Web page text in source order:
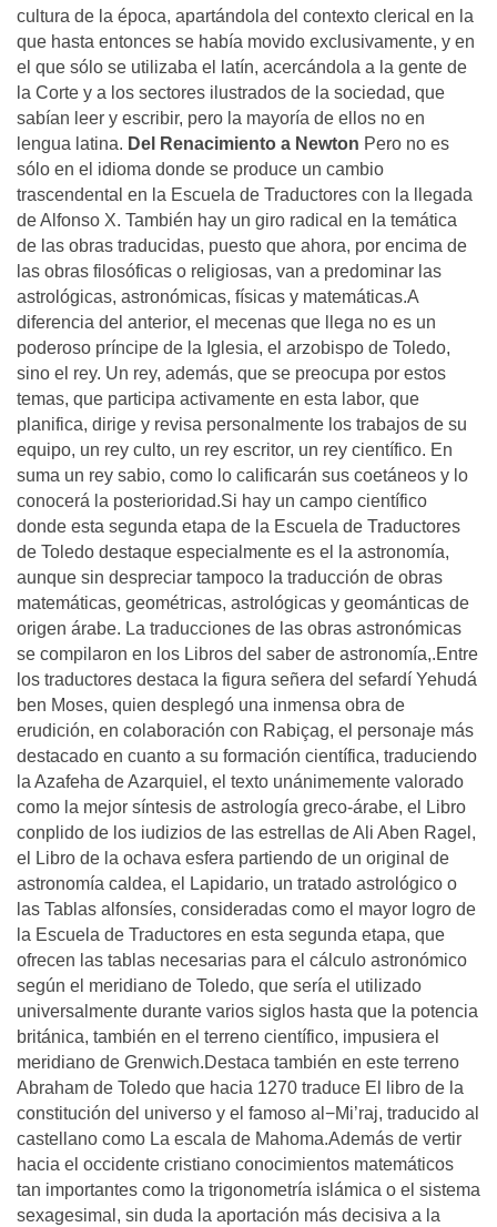
cultura de la época, apartándola del contexto clerical en la
que hasta entonces se había movido exclusivamente, y en
el que sólo se utilizaba el latín, acercándola a la gente de
la Corte y a los sectores ilustrados de la sociedad, que
sabían leer y escribir, pero la mayoría de ellos no en
lengua latina. Del Renacimiento a Newton Pero no es
sólo en el idioma donde se produce un cambio
trascendental en la Escuela de Traductores con la llegada
de Alfonso X. También hay un giro radical en la temática
de las obras traducidas, puesto que ahora, por encima de
las obras filosóficas o religiosas, van a predominar las
astrológicas, astronómicas, físicas y matemáticas.A
diferencia del anterior, el mecenas que llega no es un
poderoso príncipe de la Iglesia, el arzobispo de Toledo,
sino el rey. Un rey, además, que se preocupa por estos
temas, que participa activamente en esta labor, que
planifica, dirige y revisa personalmente los trabajos de su
equipo, un rey culto, un rey escritor, un rey científico. En
suma un rey sabio, como lo calificarán sus coetáneos y lo
conocerá la posterioridad.Si hay un campo científico
donde esta segunda etapa de la Escuela de Traductores
de Toledo destaque especialmente es el la astronomía,
aunque sin despreciar tampoco la traducción de obras
matemáticas, geométricas, astrológicas y geománticas de
origen árabe. La traducciones de las obras astronómicas
se compilaron en los Libros del saber de astronomía,.Entre
los traductores destaca la figura señera del sefardí Yehudá
ben Moses, quien desplegó una inmensa obra de
erudición, en colaboración con Rabiçag, el personaje más
destacado en cuanto a su formación científica, traduciendo
la Azafeha de Azarquiel, el texto unánimemente valorado
como la mejor síntesis de astrología greco-árabe, el Libro
conplido de los iudizios de las estrellas de Ali Aben Ragel,
el Libro de la ochava esfera partiendo de un original de
astronomía caldea, el Lapidario, un tratado astrológico o
las Tablas alfonsíes, consideradas como el mayor logro de
la Escuela de Traductores en esta segunda etapa, que
ofrecen las tablas necesarias para el cálculo astronómico
según el meridiano de Toledo, que sería el utilizado
universalmente durante varios siglos hasta que la potencia
británica, también en el terreno científico, impusiera el
meridiano de Grenwich.Destaca también en este terreno
Abraham de Toledo que hacia 1270 traduce El libro de la
constitución del universo y el famoso al−Mi’raj, traducido al
castellano como La escala de Mahoma.Además de vertir
hacia el occidente cristiano conocimientos matemáticos
tan importantes como la trigonometría islámica o el sistema
sexagesimal, sin duda la aportación más decisiva a la